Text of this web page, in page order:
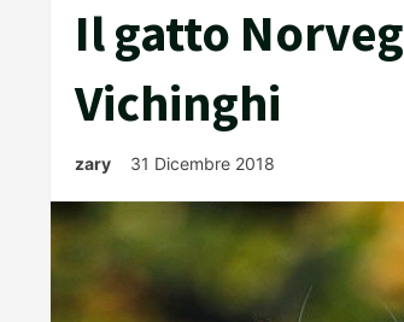
Il gatto
Vichinghi
zary 31 Dicembre 2018